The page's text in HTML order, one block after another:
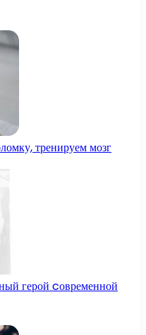
тренируем мозг
герой cовременной